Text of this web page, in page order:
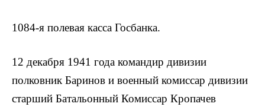
1084-я полевая касса Госбанка.
12 декабря 1941 года командир дивизии
полковник Баринов и военный комиссар дивизии
старший Батальонный Комиссар Кропачев